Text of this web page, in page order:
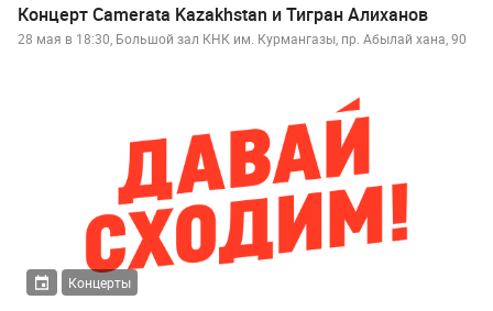
Концерт Camerata Kazakhstan и Тигран Алиханов
28 мая в 18:30, Большой зал КНК им. Курмангазы, пр. Абылай хана, 90
Концерты